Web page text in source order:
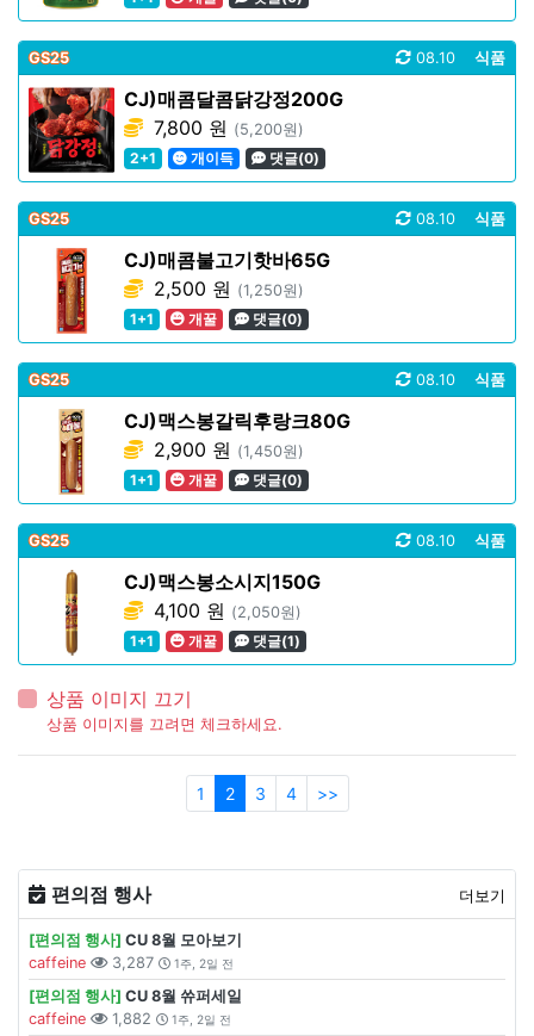
GS25 식품
08.10
CJ)매콤달콤닭강정200G
7,800 원 (5,200원)
2+1
개이득 댓글(0)
GS25 식품
08.10
CJ)매콤불고기핫바65G
2,500 원 (1,250원)
1+1
개꿀 댓글(0)
GS25 식품
08.10
CJ)맥스봉갈릭후랑크80G
2,900 원 (1,450원)
1+1
개꿀 댓글(0)
GS25 식품
08.10
CJ)맥스봉소시지150G
4,100 원 (2,050원)
1+1
개꿀 댓글(1)
상품 이미지 끄기
상품 이미지를 끄려면 체크하세요.
1 2 3 4 >>
편의점 행사 더보기
[편의점 행사] CU 8월 모아보기
caffeine
3,287 1주, 2일 전
[편의점 행사] CU 8월 쓔퍼세일
caffeine
1,882 1주, 2일 전